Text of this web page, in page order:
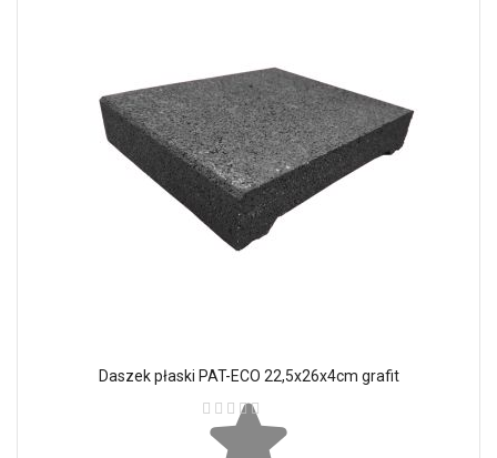
Daszek płaski PAT-ECO 22,5x26x4cm grafit
Ocena: